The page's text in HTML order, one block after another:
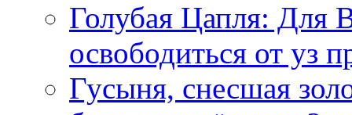
Голубая Цапля: Для
освободиться от уз
Гусыня, снесшая